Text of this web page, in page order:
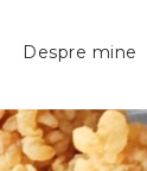
Despre mine